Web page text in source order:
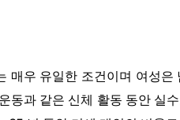
우 유일한 조건이며 여성
과 같은 신체 활동 동안